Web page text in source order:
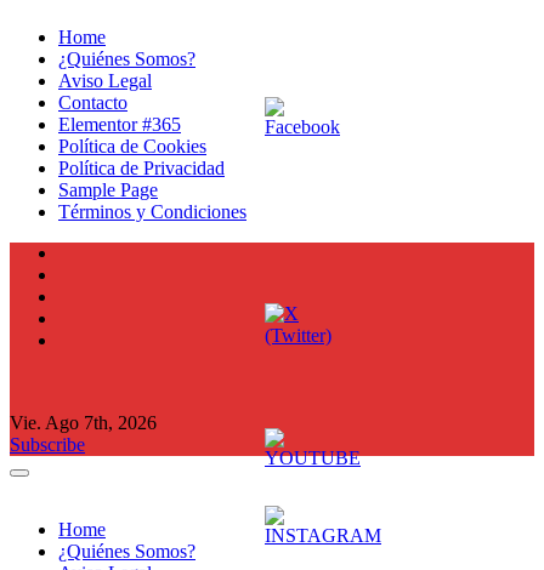
contenido
Home
¿Quiénes Somos?
Aviso Legal
Contacto
Elementor #365
Política de Cookies
Política de Privacidad
Sample Page
Términos y Condiciones
Vie. Ago 7th, 2026
Subscribe
Home
¿Quiénes Somos?